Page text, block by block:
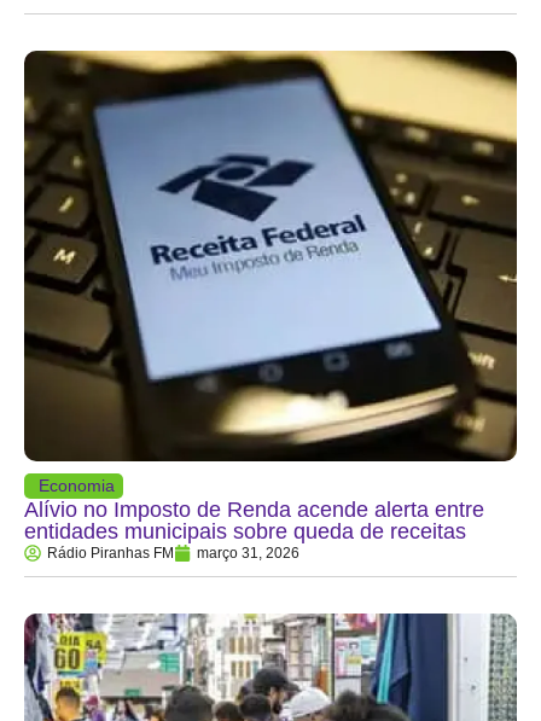
Economia
Alívio no Imposto de Renda acende alerta entre
entidades municipais sobre queda de receitas
Rádio Piranhas FM março 31, 2026